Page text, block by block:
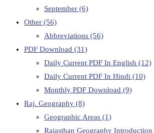
September (6)
Other (56)
Abbreviations (56)
PDF Download (31)
Daily Current PDF In English (12)
Daily Current PDF In Hindi (10)
Monthly PDF Download (9)
Raj. Geography (8)
Geographic Areas (1)
Rajasthan Geography Introduction